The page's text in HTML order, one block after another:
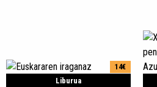
Liburua
14€